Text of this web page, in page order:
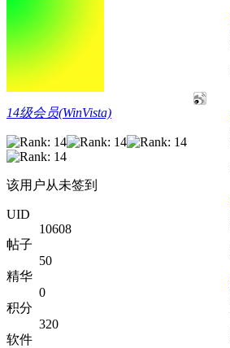
14级会员(WinVista)
该用户从未签到
UID
10608
帖子
50
精华
0
积分
320
软件